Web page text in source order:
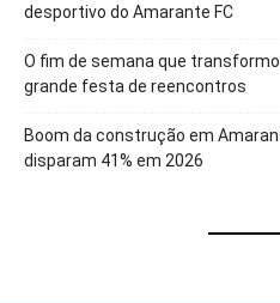
desportivo do Amarante FC
O fim de semana que
grande festa de reencontros
Boom da construção em
disparam 41% em 2026